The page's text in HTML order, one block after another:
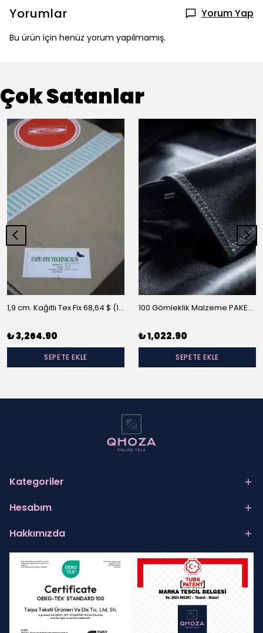
Yorumlar Yorum Yap
Bu ürün için henüz yorum yapılmamış.
Çok Satanlar
1,9 cm. Kağıtlı Tex Fix 68,64 $ (10 m/rulo)
₺ 3,264.90
SEPETE EKLE
100 Gömleklik Malzeme PAKET-A
₺ 1,022.90
SEPETE EKLE
Kategoriler
Hesabım
Hakkımızda